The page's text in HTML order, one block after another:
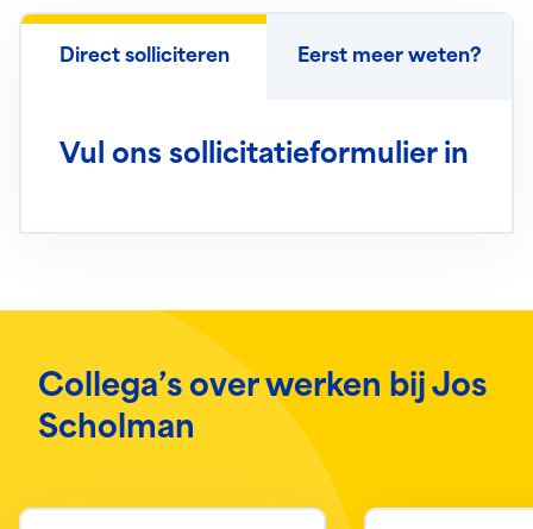
Direct solliciteren Eerst meer weten?
Vul ons sollicitatieformulier in
Collega’s over werken bij Jos
Scholman